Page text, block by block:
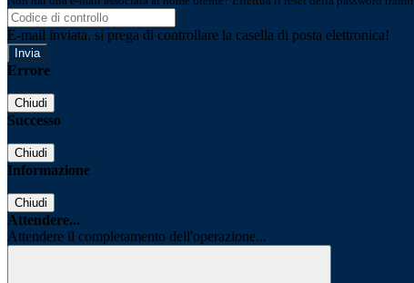
E-mail inviata, si prega di controllare la casella di posta elettronica!
Errore
Chiudi
Successo
Chiudi
Informazione
Chiudi
Attendere...
Attendere il completamento dell'operazione...